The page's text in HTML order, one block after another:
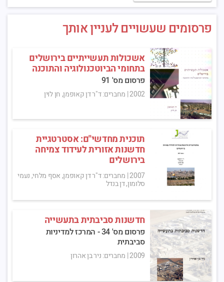
פרסומים שעשויים לעניין אותך
אשכולות תעשייתיים בירושלים
בתחומי הביוטכנולוגיה והתוכנה
פרסום מס' 91
2002
| מחברים: ד"ר דן קאופמן, חן לוין
תוכנית מחדשי"ם: אסטרטגיית
חדשנות אזורית לעידוד צמיחה
בירושלים
2007
| מחברים: ד"ר דן קאופמן, אסף מלחי, נעמי
סלומון, דן בנדל
חדשנות סביבתית בתעשייה
פרסום מס' 34 - המרכז למדיניות
סביבתית
2009
| מחברים: ניר בן אהרון